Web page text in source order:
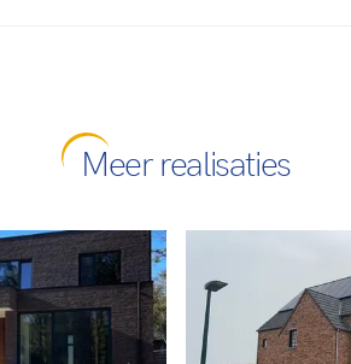
Meer realisaties